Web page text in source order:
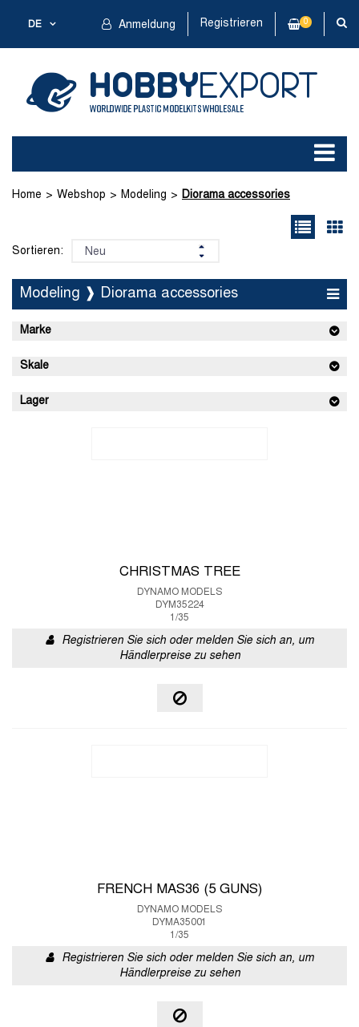
DE Anmeldung Registrieren 0
Home Webshop Modeling Diorama accessories
Sortieren:
Modeling ❱ Diorama accessories
Marke
Skale
Lager
CHRISTMAS TREE
DYNAMO MODELS
DYM35224
1/35
Registrieren Sie sich oder melden Sie sich an, um
Händlerpreise zu sehen
FRENCH MAS36 (5 GUNS)
DYNAMO MODELS
DYMA35001
1/35
Registrieren Sie sich oder melden Sie sich an, um
Händlerpreise zu sehen